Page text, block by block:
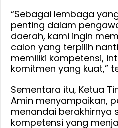
“Sebagai lembaga
penting dalam
daerah, kami ingin
calon yang terpilih
memiliki kompetensi,
komitmen yang kuat,”
Sementara itu, Ketua
Amin menyampaikan,
menandai berakhirnya
kompetensi yang